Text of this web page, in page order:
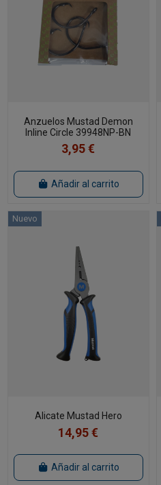
Anzuelos Mustad Demon
Inline Circle 39948NP-BN
3,95 €
Añadir al carrito
Nuevo
Alicate Mustad Hero
14,95 €
Añadir al carrito